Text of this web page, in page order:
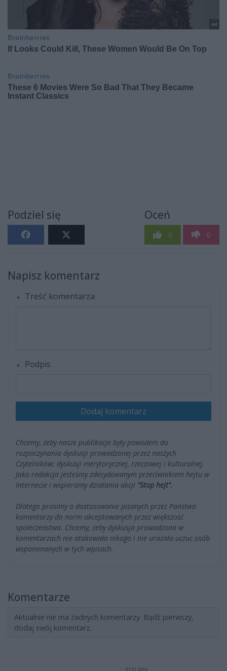
Podziel się Oceń
0 0
Napisz komentarz
Treść komentarza
Podpis
Dodaj komentarz
Chcemy, żeby nasze publikacje były powodem do
rozpoczynania dyskusji prowadzonej przez naszych
Czytelników; dyskusji merytorycznej, rzeczowej i kulturalnej.
Jako redakcja jesteśmy zdecydowanym przeciwnikiem hejtu w
Internecie i wspieramy działania akcji "Stop hejt".
Dlatego prosimy o dostosowanie pisanych przez Państwa
komentarzy do norm akceptowanych przez większość
społeczeństwa. Chcemy, żeby dyskusja prowadzona w
komentarzach nie atakowała nikogo i nie urażała uczuć osób
wspominanych w tych wpisach.
Komentarze
Aktualnie nie ma żadnych komentarzy. Bądź pierwszy,
dodaj swój komentarz.
REKLAMA